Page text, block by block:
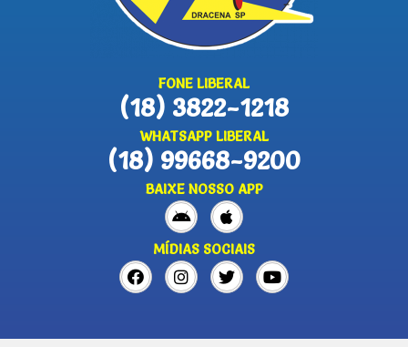
FONE LIBERAL
(18) 3822-1218
WHATSAPP LIBERAL
(18) 99668-9200
BAIXE NOSSO APP
MÍDIAS SOCIAIS